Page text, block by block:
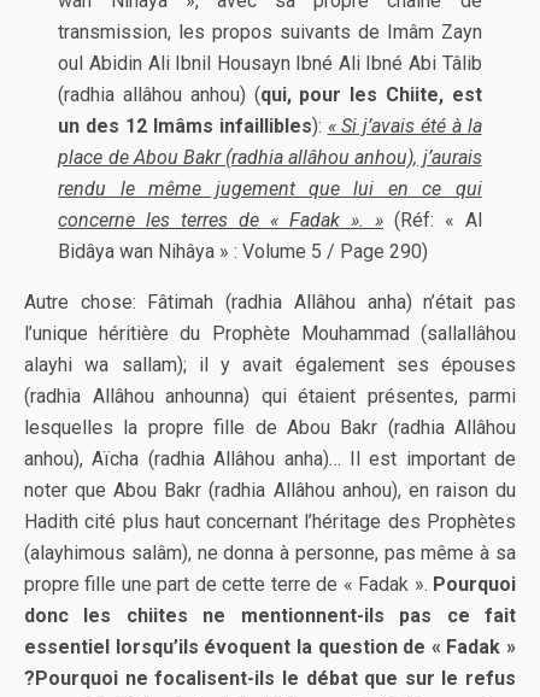
transmission, les propos suivants de Imâm Zayn
oul Abidin Ali Ibnil Housayn Ibné Ali Ibné Abi Tâlib
(radhia allâhou anhou) (qui, pour les Chiite, est
un des 12 Imâms infaillibles): « Si j’avais été à la
place de Abou Bakr (radhia allâhou anhou), j’aurais
rendu le même jugement que lui en ce qui
concerne les terres de « Fadak ». »(Réf: « Al
Bidâya wan Nihâya » : Volume 5 / Page 290)
Autre chose: Fâtimah (radhia Allâhou anha) n’était pas
l’unique héritière du Prophète Mouhammad (sallallâhou
alayhi wa sallam); il y avait également ses épouses
(radhia Allâhou anhounna) qui étaient présentes, parmi
lesquelles la propre fille de Abou Bakr (radhia Allâhou
anhou), Aïcha (radhia Allâhou anha)… Il est important de
noter que Abou Bakr (radhia Allâhou anhou), en raison du
Hadith cité plus haut concernant l’héritage des Prophètes
(alayhimous salâm), ne donna à personne, pas même à sa
propre fille une part de cette terre de « Fadak ». Pourquoi
donc les chiites ne mentionnent-ils pas ce fait
essentiel lorsqu’ils évoquent la question de « Fadak »
?Pourquoi ne focalisent-ils le débat que sur le refus